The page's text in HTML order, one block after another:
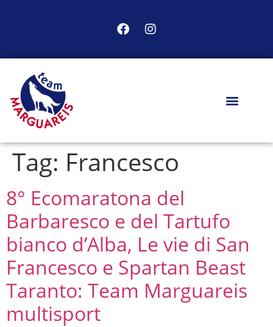
Tag: Francesco
8° Ecomaratona del
Barbaresco e del Tartufo
bianco d’Alba, Le vie di San
Francesco e Spartan Beast
Taranto: Team Marguareis
multisport